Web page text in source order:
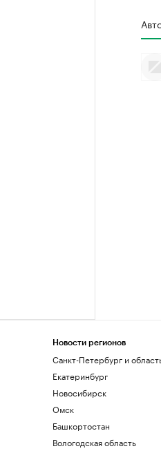
Новости регионов
Санкт-Петербург и
Екатеринбург
Новосибирск
Омск
Башкортостан
Вологодская область